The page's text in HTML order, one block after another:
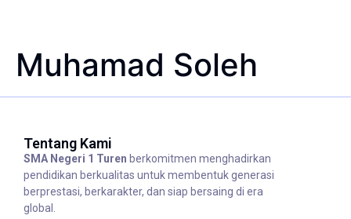
Muhamad Soleh
Tentang Kami
SMA Negeri 1 Turen berkomitmen menghadirkan
pendidikan berkualitas untuk membentuk generasi
berprestasi, berkarakter, dan siap bersaing di era
global.